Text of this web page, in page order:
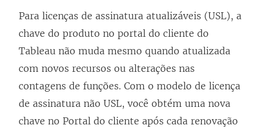
Para licenças de assinatura atualizáveis (USL), a
chave do produto no portal do cliente do
Tableau não muda mesmo quando atualizada
com novos recursos ou alterações nas
contagens de funções. Com o modelo de licença
de assinatura não USL, você obtém uma nova
chave no Portal do cliente após cada renovação